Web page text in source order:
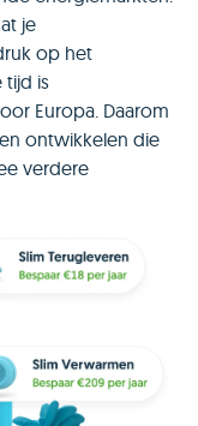
je
op het
tijd is
Europa. Daarom
ontwikkelen die
verdere